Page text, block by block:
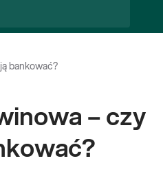
bankować?
– czy